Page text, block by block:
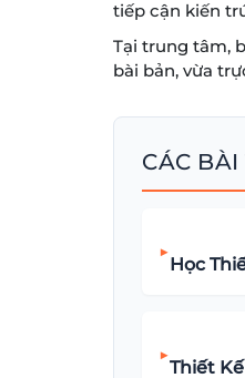
tiếp cận kiến
Tại trung tâm,
bài bản, vừa
CÁC
▶
Học
▶
Thiết